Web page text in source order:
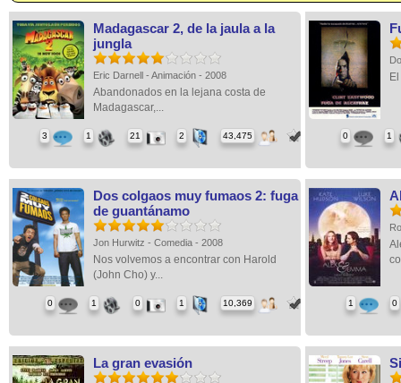
Madagascar 2, de la jaula a la
jungla
Eric Darnell - Animación - 2008
Abandonados en la lejana costa de
Madagascar,...
3 1 21 2 43,475 0 1
Dos colgaos muy fumaos 2: fuga
de guantánamo
Jon Hurwitz - Comedia - 2008
Nos volvemos a encontrar con Harold
(John Cho) y...
0 1 0 1 10,369 1 0
La gran evasión